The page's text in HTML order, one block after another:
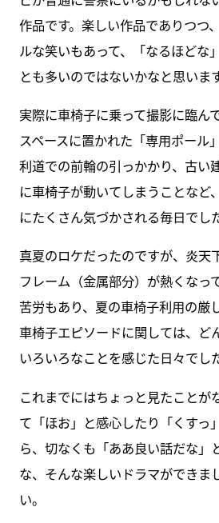
作品です。楽しい作品でありつつ
ルな笑いもあって、「なるほどな
とも多いのではないかなと思います
実際に車椅子に乗って撮影に臨ん
スペースに置かれた「専用ポール
利道での前輪の引っかかり、古い
に車椅子が動いてしまうことなど
にたくさん気づかされる毎日でし
真夏のロケだったのですが、炎天
フレーム（金属部分）が熱くなっ
苦労もあり、夏の車椅子利用の厳
車椅子エピソードに関しては、ど
いろいろなことを感じた日々でし
これまでにはちょっと見たことが
て「ほお」と感心したり「くすっ
ら、切なくも「ああ良い話だな」
な、そんな楽しいドラマができま
い。